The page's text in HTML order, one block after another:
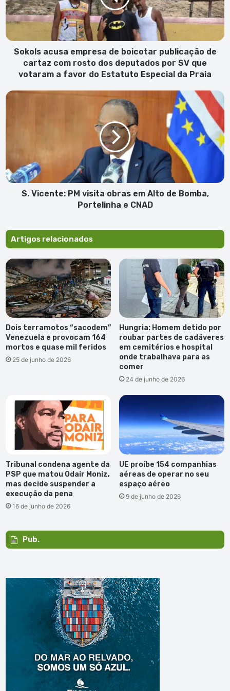
publicação
de
com
rosto
deputados
SV
Especial
da
Sokols acusa empresa de boicotar publicação de
cartaz com rosto dos deputados por SV que
votaram a favor do Estatuto Especial da Praia
S.
Alto
de
Bomba,
Portelinha
S. Vicente: PM visita obras em Alto de Bomba,
Portelinha e CNAD
Artigos relacionados
Dois terramotos “sacodem”
Venezuela e provocam 164
mortos e quase mil feridos
25 de junho de 2026
Hungria: Homem detido por
roubar partes de cadáveres
em cemitérios e hospital
onde trabalhava para as
comer
24 de junho de 2026
Tribunal condena agente da
PSP que matou Odair Moniz,
mas decide suspender a
execução da pena
16 de junho de 2026
UE proíbe 154 companhias
aéreas de operar no seu
espaço aéreo
9 de junho de 2026
Pub.